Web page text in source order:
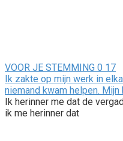
VOOR JE STEMMING 0 17
Ik zakte op mijn werk in
niemand kwam helpen. Mijn
Ik herinner me dat de
ik me herinner dat